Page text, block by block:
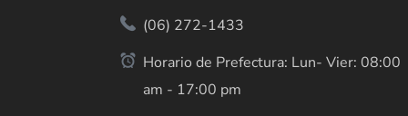
(06) 272-1433
Horario de Prefectura: Lun- Vier: 08:00
am - 17:00 pm